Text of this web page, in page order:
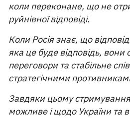
коли переконане, що не
руйнівної відповіді.
Коли Росія знає, що
яка це буде відповідь, вони
переговори та стабільне
стратегічними
Завдяки цьому стримування
можливе і щодо України та